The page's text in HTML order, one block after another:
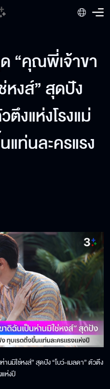
“คุณพี่เจ้าขา
หงส์” สุดปัง
ตึงแห่งโรงแม่
แท่นละครแรง
นมิใช่หงส์” สุดปัง “โบว์-เมลดา” ตัวตึง
แห่งปี